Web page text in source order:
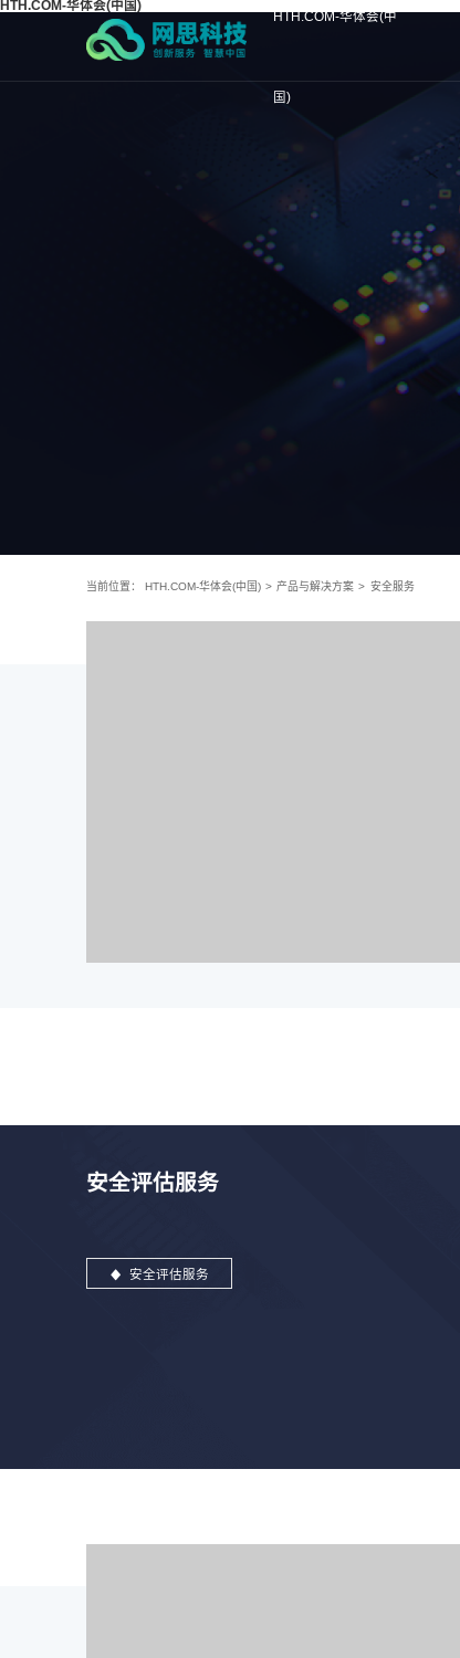
HTH.COM-华体会(中国)
HTH.COM-华体会(中
国)
当前位置： HTH.COM-华体会(中国) > 产品与解决方案 > 安全服务
安全评估服务
安全评估服务